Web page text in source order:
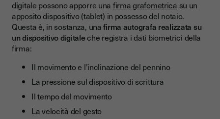
digitale possono apporre una firma grafometrica su un
apposito dispositivo (tablet) in possesso del notaio.
Questa è, in sostanza, unafirma autografa realizzata su
un dispositivo digitaleche registra i dati biometrici della
firma:
Il movimento e l'inclinazione del pennino
La pressione sul dispositivo di scrittura
Il tempo del movimento
La velocità del gesto